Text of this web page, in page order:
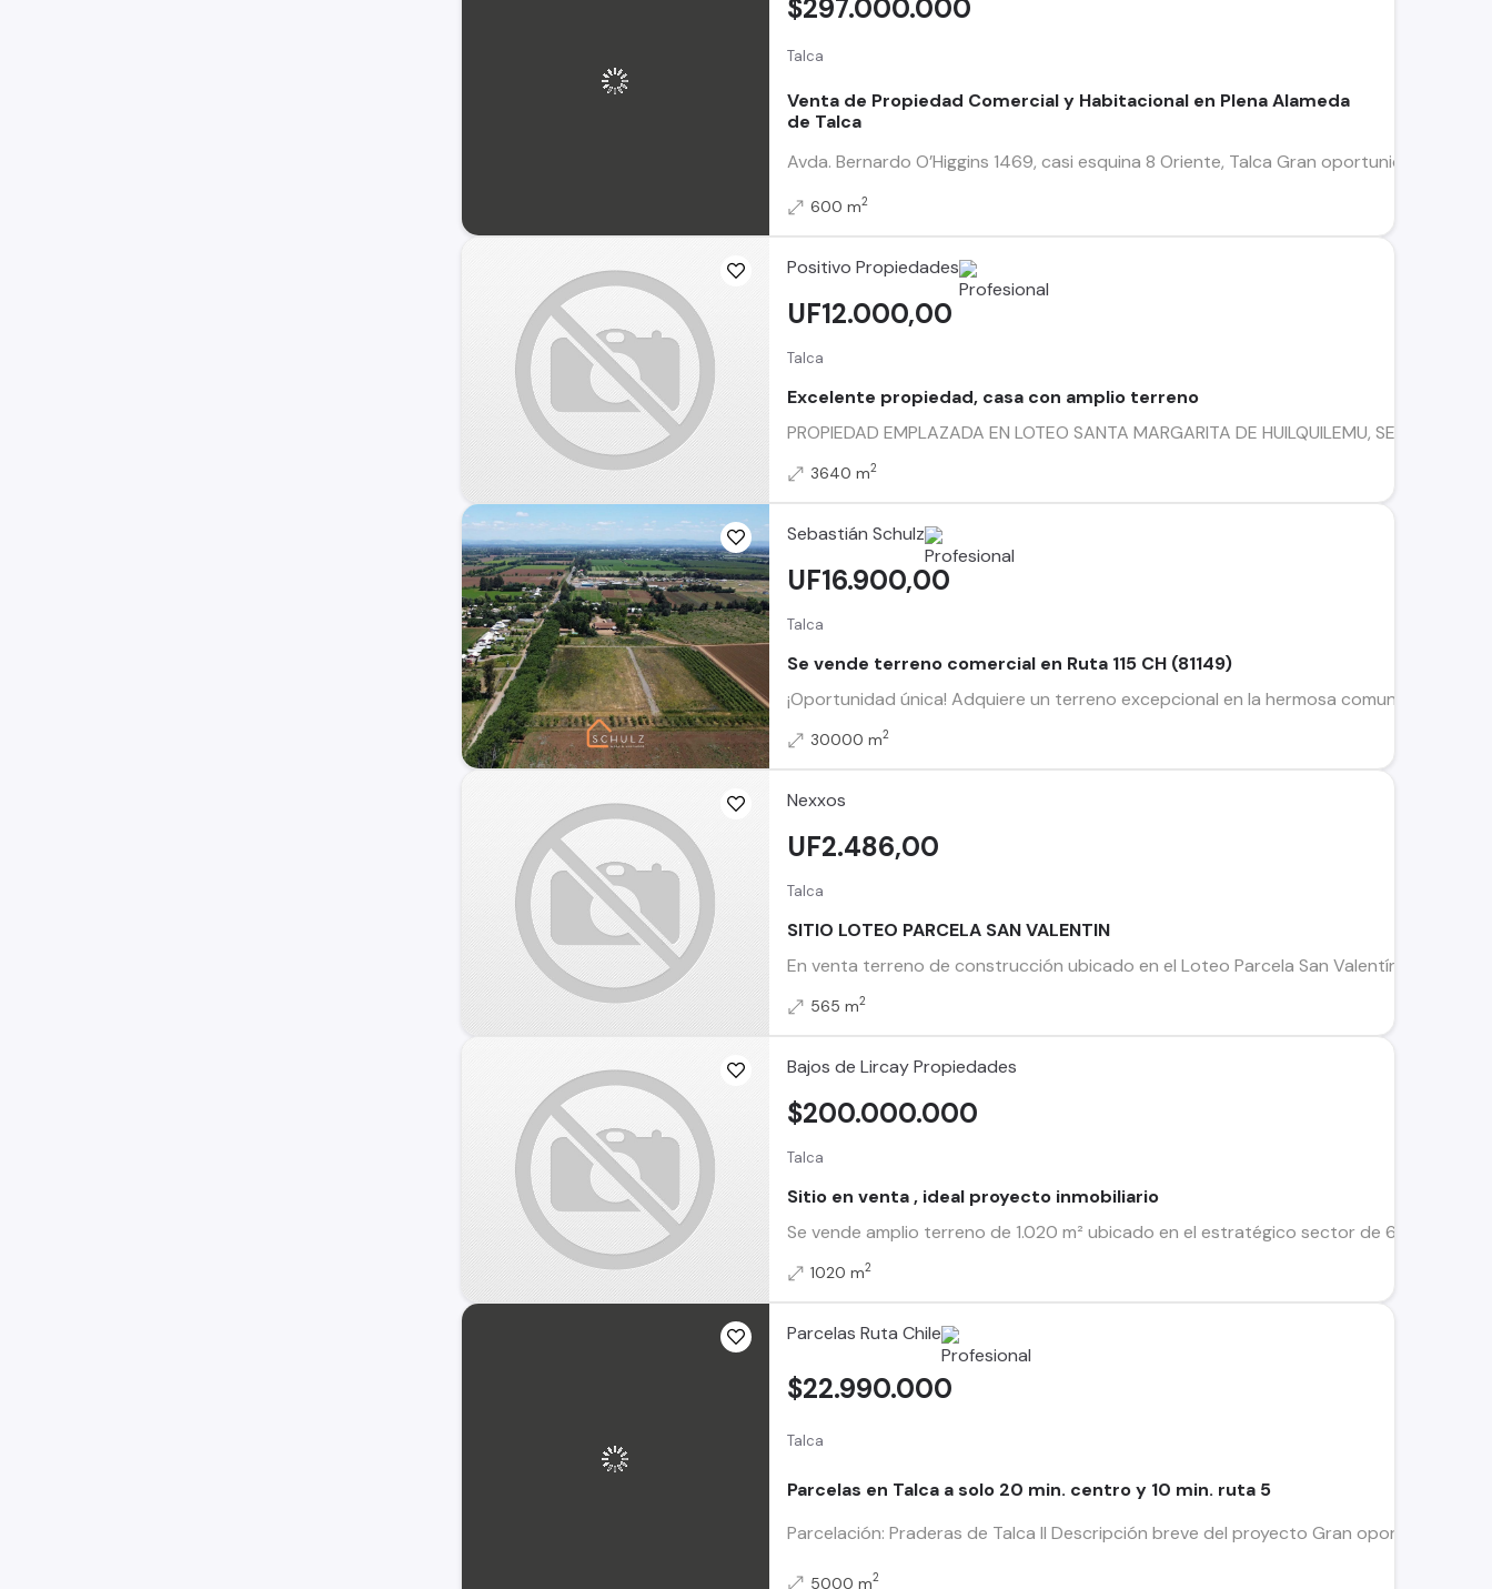
Talca
Venta de Propiedad Comercial y Habitacional en Plena Alameda
de Talca
Avda. Bernardo O’Higgins 1469, casi esquina 8 Oriente, Talca Gran oportunidad de
$297.000.000
600 m2
Positivo Propiedades
Talca
Excelente propiedad, casa con amplio terreno
PROPIEDAD EMPLAZADA EN LOTEO SANTA MARGARITA DE HUILQUILEMU, SECTOR DE
UF12.000,00
3640 m2
Sebastián Schulz
Talca
Se vende terreno comercial en Ruta 115 CH (81149)
¡Oportunidad única! Adquiere un terreno excepcional en la hermosa comuna de San
UF16.900,00
30000 m2
Nexxos
Talca
SITIO LOTEO PARCELA SAN VALENTIN
En venta terreno de construcción ubicado en el Loteo Parcela San Valentín, en la
UF2.486,00
565 m2
Bajos de Lircay Propiedades
Talca
Sitio en venta , ideal proyecto inmobiliario
Se vende amplio terreno de 1.020 m² ubicado en el estratégico sector de 6 Sur,
$200.000.000
1020 m2
Parcelas Ruta Chile
Talca
Parcelas en Talca a solo 20 min. centro y 10 min. ruta 5
Parcelación: Praderas de Talca II Descripción breve del proyecto Gran oportunidad
$22.990.000
5000 m2